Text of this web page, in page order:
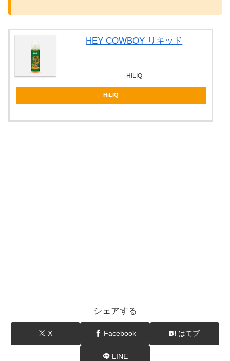
HEY COWBOY リキッド
HiLIQ
HiLIQ
シェアする
X Facebook はてブ
LINE